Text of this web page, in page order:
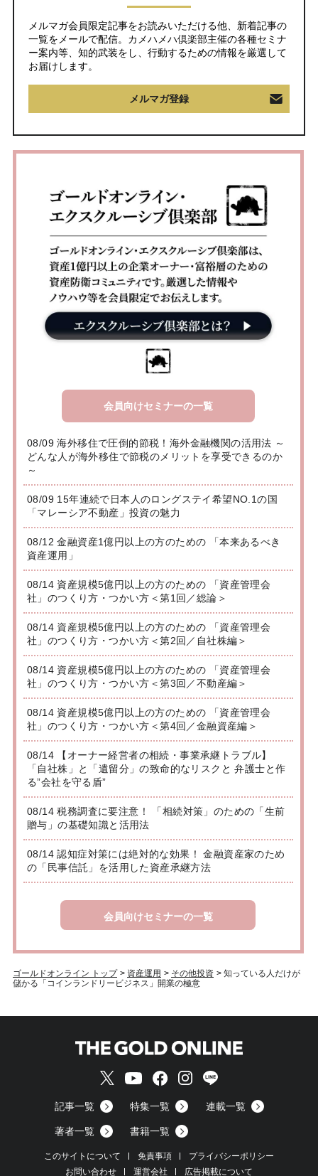
メルマガ会員限定記事をお読みいただける他、新着記事の
一覧をメールで配信。カメハメハ倶楽部主催の各種セミナ
ー案内等、知的武装をし、行動するための情報を厳選して
お届けします。
メルマガ登録
会員向けセミナーの一覧
08/09 海外移住で圧倒的節税！海外金融機関の活用法 ～
どんな人が海外移住で節税のメリットを享受できるのか
～
08/09 15年連続で日本人のロングステイ希望NO.1の国
「マレーシア不動産」投資の魅力
08/12 金融資産1億円以上の方のための 「本来あるべき
資産運用」
08/14 資産規模5億円以上の方のための 「資産管理会
社」のつくり方・つかい方＜第1回／総論＞
08/14 資産規模5億円以上の方のための 「資産管理会
社」のつくり方・つかい方＜第2回／自社株編＞
08/14 資産規模5億円以上の方のための 「資産管理会
社」のつくり方・つかい方＜第3回／不動産編＞
08/14 資産規模5億円以上の方のための 「資産管理会
社」のつくり方・つかい方＜第4回／金融資産編＞
08/14 【オーナー経営者の相続・事業承継トラブル】
「自社株」と「遺留分」の致命的なリスクと 弁護士と作
る”会社を守る盾”
08/14 税務調査に要注意！ 「相続対策」のための「生前
贈与」の基礎知識と活用法
08/14 認知症対策には絶対的な効果！ 金融資産家のため
の「民事信託」を活用した資産承継方法
会員向けセミナーの一覧
ゴールドオンライン トップ > 資産運用 > その他投資 > 知っている人だけが
儲かる「コインランドリービジネス」開業の極意
記事一覧 特集一覧 連載一覧
著者一覧 書籍一覧
このサイトについて 免責事項
プライバシーポリシー
お問い合わせ
運営会社 広告掲載について